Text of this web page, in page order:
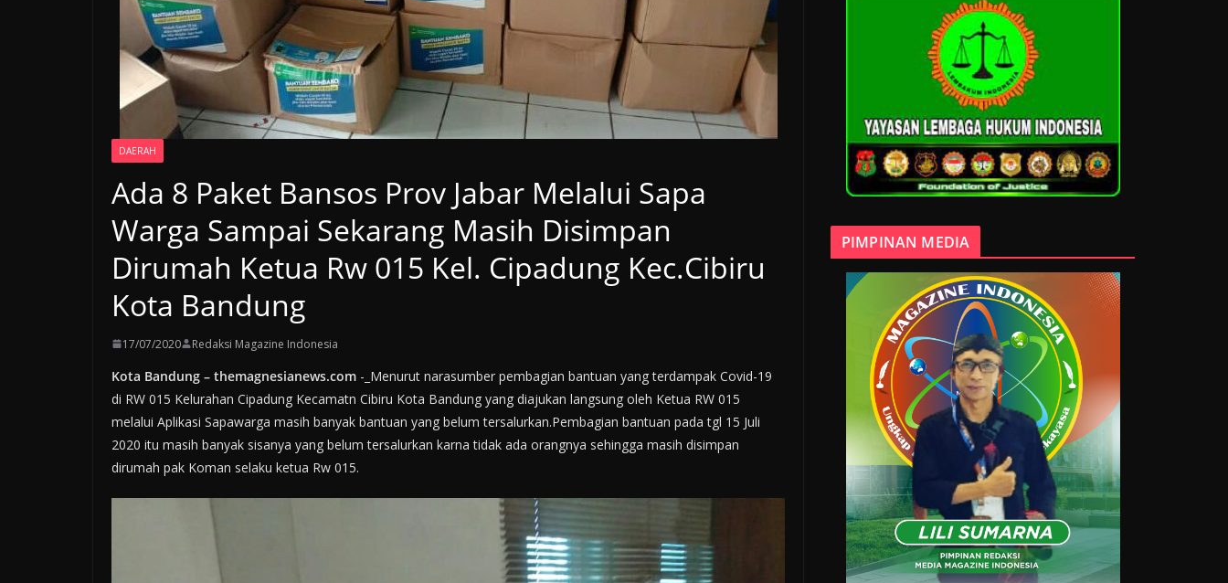
DAERAH
Ada 8 Paket Bansos Prov Jabar Melalui Sapa
Warga Sampai Sekarang Masih Disimpan
Dirumah Ketua Rw 015 Kel. Cipadung Kec.Cibiru
Kota Bandung
17/07/2020 Redaksi Magazine Indonesia
Kota Bandung – themagnesianews.com -_Menurut narasumber pembagian bantuan yang terdampak Covid-19
di RW 015 Kelurahan Cipadung Kecamatn Cibiru Kota Bandung yang diajukan langsung oleh Ketua RW 015
melalui Aplikasi Sapawarga masih banyak bantuan yang belum tersalurkan.Pembagian bantuan pada tgl 15 Juli
2020 itu masih banyak sisanya yang belum tersalurkan karna tidak ada orangnya sehingga masih disimpan
dirumah pak Koman selaku ketua Rw 015.
PIMPINAN MEDIA